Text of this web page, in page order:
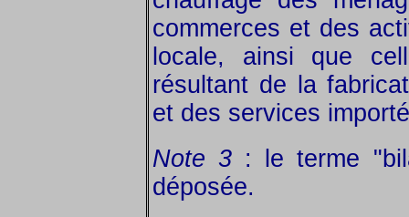
commerces et des
locale, ainsi que
résultant de la
et des services
Note 3 : le terme
déposée.